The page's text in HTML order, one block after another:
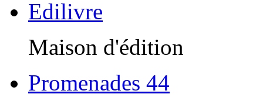
Edilivre
Maison d'édition
Promenades 44